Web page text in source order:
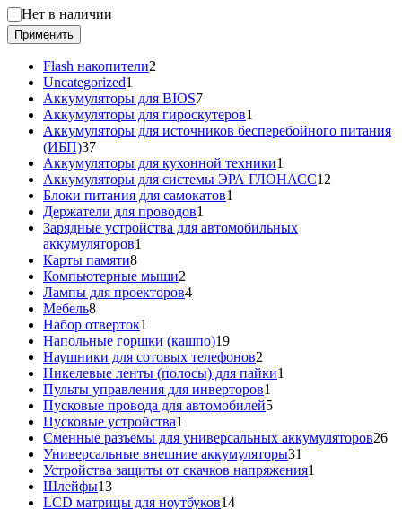
Статус
Нет в наличии
Применить
Flash накопители2
Uncategorized1
товар
Аккумуляторы для BIOS77
товаров
Аккумуляторы для гироскутеров1
товар
Аккумуляторы для источников бесперебойного питания
(ИБП)3737
товаров
Аккумуляторы для кухонной техники1
товар
Аккумуляторы для системы ЭРА ГЛОНАСС12
Блоки питания для самокатов1
Держатели для проводов1
товар
Зарядные устройства для автомобильных
аккумуляторов1
Карты памяти88
товаров
Компьютерные мыши2
товара
Лампы для проекторов44
Мебель88
товаров
Набор отверток1
товар
Напольные горшки (кашпо)1919
товаров
Наушники для сотовых телефонов2
товара
Никелевые ленты (полосы) для пайки1
Пульты управления для инверторов1
товар
Пусковые провода для автомобилей55
Пусковые устройства1
товар
Сменные разъемы для универсальных аккумуляторов2626
Универсальные внешние аккумуляторы31
товар
Устройства защиты от скачков напряжения1
Шлейфы1313
товаров
LCD матрицы для ноутбуков1414